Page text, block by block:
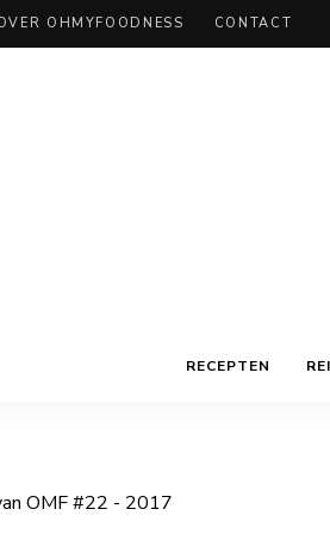
OHMYFOODNESS CONTACT
RECEPTEN